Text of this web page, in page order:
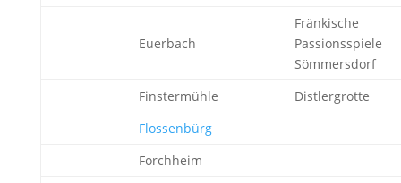
Euerbach
Fränkische
Passionsspiele
Sömmersdorf
Finstermühle
Distlergrotte
Flossenbürg
Forchheim